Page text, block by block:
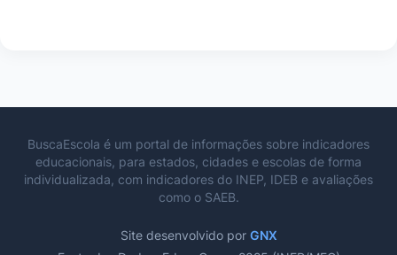
BuscaEscola é um portal de informações sobre indicadores
educacionais, para estados, cidades e escolas de forma
individualizada, com indicadores do INEP, IDEB e avaliações
como o SAEB.
Site desenvolvido por GNX